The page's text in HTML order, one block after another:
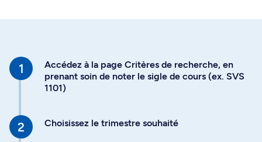
Accédez à la page Critères de recherche, en
prenant soin de noter le sigle de cours (ex. SVS
1101)
Choisissez le trimestre souhaité